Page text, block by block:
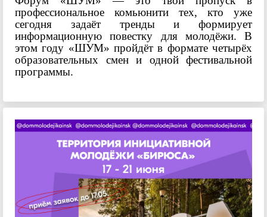
профессиональное комьюнити тех, кто уже
сегодня задаёт тренды и формирует
информационную повестку для молодёжи. В
этом году «ШУМ» пройдёт в формате четырёх
образовательных смен и одной фестивальной
программы.